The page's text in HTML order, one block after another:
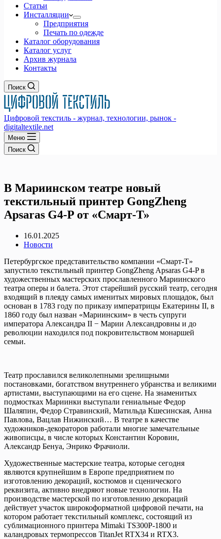
Статьи
Инсталляции
Предприятия
Печать по одежде
Каталог оборудования
Каталог услуг
Архив журнала
Контакты
Поиск
Цифровой текстиль - журнал, технологии, рынок -
digitaltextile.net
Меню
Поиск
В Мариинском театре новый
текстильный принтер GongZheng
Apsaras G4-P от «Смарт-Т»
16.01.2025
Новости
Петербургское представительство компании «Смарт-Т»
запустило текстильный принтер GongZheng Apsaras G4-P в
художественных мастерских прославленного Мариинского
театра оперы и балета. Этот старейший русский театр, сегодня
входящий в плеяду самых именитых мировых площадок, был
основан в 1783 году по приказу императрицы Екатерины II, в
1860 году был назван «Мариинским» в честь супруги
императора Александра II − Марии Александровны и до
революции находился под покровительством монаршей
семьи.
Театр прославился великолепными зрелищными
постановками, богатством внутреннего убранства и великими
артистами, выступающими на его сцене. На знаменитых
подмостках Мариинки выступали гениальные Федор
Шаляпин, Федор Стравинский, Матильда Кшесинская, Анна
Павлова, Вацлав Нижинский… В театре в качестве
художников-декораторов работали многие замечательные
живописцы, в числе которых Константин Коровин,
Александр Бенуа, Энрико Фрачиоли.
Художественные мастерские театра, которые сегодня
являются крупнейшим в Европе предприятием по
изготовлению декораций, костюмов и сценического
реквизита, активно внедряют новые технологии. На
производстве мастерской по изготовлению декораций
действует участок широкоформатной цифровой печати, на
котором работает текстильный комплекс, состоящий из
сублимационного принтера Mimaki TS300Р-1800 и
каландровых термопрессов TitanJet RTX34 и RTX3.